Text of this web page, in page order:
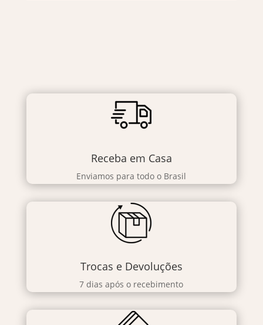
Receba em Casa
Enviamos para todo o Brasil
Trocas e Devoluções
7 dias após o recebimento